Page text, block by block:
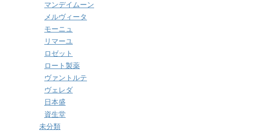
マンデイムーン
メルヴィータ
モーニュ
リマーユ
ロゼット
ロート製薬
ヴァントルテ
ヴェレダ
日本盛
資生堂
未分類